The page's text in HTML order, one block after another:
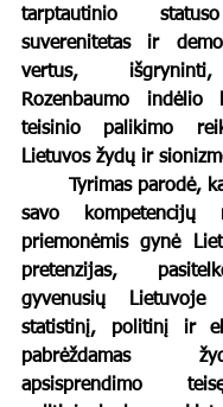
tarptautinio
suverenitetas ir
vertus,
Rozenbaumo
teisinio palikimo
Lietuvos žydų ir
savo kompetencijų
priemonėmis gynė
pretenzijas,
gyvenusių
statistinį, politinį ir
pabrėždamas
apsisprendimo